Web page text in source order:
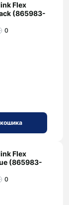
Flex
(865983-
0
Flex
(865983-
0